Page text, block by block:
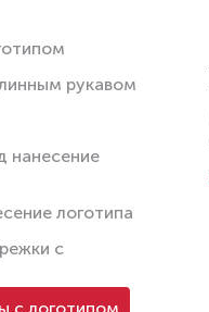
рукавом
нанесение
логотипа
с
с логотипом